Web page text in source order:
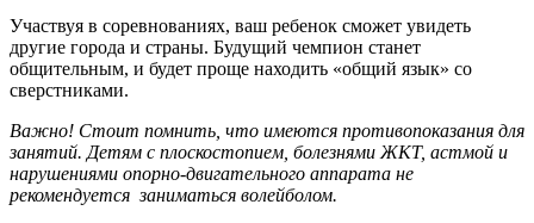
Участвуя в соревнованиях, ваш ребенок сможет увидеть
другие города и страны. Будущий чемпион станет
общительным, и будет проще находить «общий язык» со
сверстниками.
Важно! Стоит помнить, что имеются противопоказания для
занятий. Детям с плоскостопием, болезнями ЖКТ, астмой и
нарушениями опорно-двигательного аппарата не
рекомендуется заниматься волейболом.